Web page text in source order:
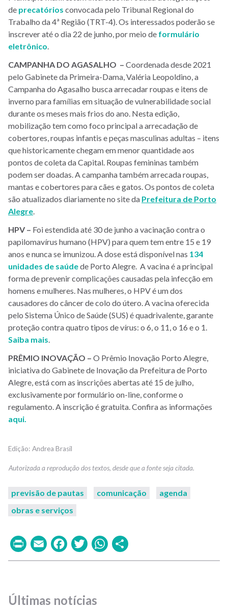
de precatórios convocada pelo Tribunal Regional do
Trabalho da 4ª Região (TRT-4). Os interessados poderão se
inscrever até o dia 22 de junho, por meio de formulário
eletrônico
CAMPANHA DO AGASALHO – Coordenada desde 2021
pelo Gabinete da Primeira-Dama, Valéria Leopoldino, a
Campanha do Agasalho busca arrecadar roupas e itens de
inverno para famílias em situação de vulnerabilidade social
durante os meses mais frios do ano. Nesta edição,
mobilização tem como foco principal a arrecadação de
cobertores, roupas infantis e peças masculinas adultas – itens
que historicamente chegam em menor quantidade aos
pontos de coleta da Capital. Roupas femininas também
podem ser doadas. A campanha também arrecada roupas,
mantas e cobertores para cães e gatos. Os pontos de coleta
são atualizados diariamente no site da Prefeitura de Porto
Alegre
HPV – Foi estendida até 30 de junho a vacinação contra o
papilomavírus humano (HPV) para quem tem entre 15 e 19
anos e nunca se imunizou. A dose está disponível nas 134
unidades de saúdede Porto Alegre. A vacina é a principal
forma de prevenir complicações causadas pela infecção em
homens e mulheres. Nas mulheres, o HPV é um dos
causadores do câncer de colo do útero. A vacina oferecida
pelo Sistema Único de Saúde (SUS) é quadrivalente, garante
proteção contra quatro tipos de vírus: o 6, o 11, o 16 e o 1.
Saiba mais
PRÊMIO INOVAÇÃO – O Prêmio Inovação Porto Alegre,
iniciativa do Gabinete de Inovação da Prefeitura de Porto
Alegre, está com as inscrições abertas até 15 de julho,
exclusivamente por formulário on-line, conforme o
regulamento. A inscrição é gratuita. Confira as informações
aqui.
Andrea Brasil
previsão de pautas comunicação
agenda
obras e serviços
PrintEmailFacebook
TwitterWhatsApp
Últimas notícias